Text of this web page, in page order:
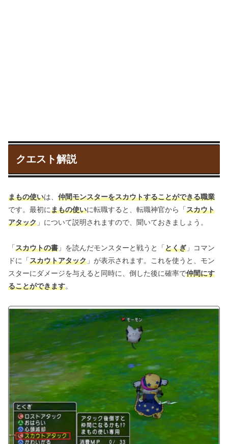
クエスト解説
まもの使いは、 仲間モンスターをスカウトすることができる職業
です。最初にまもの使いに転職すると、転職神官から「スカウト
アタック 」について説明されますので、聞いておきましょう。
「スカウトの書 」を読んだモンスターと戦うと「とくぎ 」コマン
ドに「スカウトアタック 」が表示されます。これを使うと、モン
スターにダメージを与えると同時に、倒した後に確率で仲間にす
ることができます。